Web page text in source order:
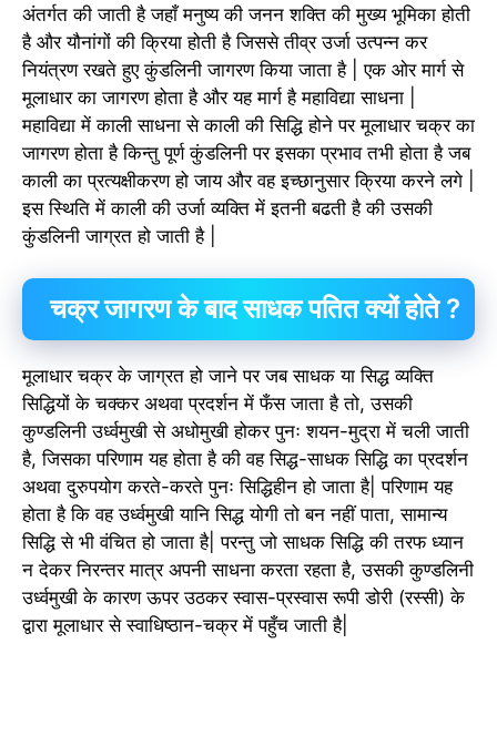
अंतर्गत की जाती है जहाँ मनुष्य की जनन शक्ति की मुख्य भूमिका होती
है और यौनांगों की क्रिया होती है जिससे तीव्र उर्जा उत्पन्न कर
नियंत्रण रखते हुए कुंडलिनी जागरण किया जाता है | एक ओर मार्ग से
मूलाधार का जागरण होता है और यह मार्ग है महाविद्या साधना |
महाविद्या में काली साधना से काली की सिद्धि होने पर मूलाधार चक्र का
जागरण होता है किन्तु पूर्ण कुंडलिनी पर इसका प्रभाव तभी होता है जब
काली का प्रत्यक्षीकरण हो जाय और वह इच्छानुसार क्रिया करने लगे |
इस स्थिति में काली की उर्जा व्यक्ति में इतनी बढती है की उसकी
कुंडलिनी जाग्रत हो जाती है |
चक्र जागरण के बाद साधक पतित क्यों होते ?
मूलाधार चक्र के जाग्रत हो जाने पर जब साधक या सिद्ध व्यक्ति
सिद्धियों के चक्कर अथवा प्रदर्शन में फँस जाता है तो, उसकी
कुण्डलिनी उर्ध्वमुखी से अधोमुखी होकर पुनः शयन-मुद्रा में चली जाती
है, जिसका परिणाम यह होता है की वह सिद्ध-साधक सिद्धि का प्रदर्शन
अथवा दुरुपयोग करते-करते पुनः सिद्धिहीन हो जाता है| परिणाम यह
होता है कि वह उर्ध्वमुखी यानि सिद्ध योगी तो बन नहीं पाता, सामान्य
सिद्धि से भी वंचित हो जाता है| परन्तु जो साधक सिद्धि की तरफ ध्यान
न देकर निरन्तर मात्र अपनी साधना करता रहता है, उसकी कुण्डलिनी
उर्ध्वमुखी के कारण ऊपर उठकर स्वास-प्रस्वास रूपी डोरी (रस्सी) के
द्वारा मूलाधार से स्वाधिष्ठान-चक्र में पहुँच जाती है|